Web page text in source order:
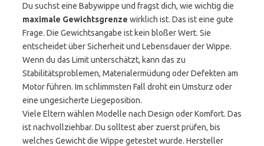
Du suchst eine Babywippe und fragst dich, wie wichtig die
maximale Gewichtsgrenze wirklich ist. Das ist eine gute
Frage. Die Gewichtsangabe ist kein bloßer Wert. Sie
entscheidet über Sicherheit und Lebensdauer der Wippe.
Wenn du das Limit unterschätzt, kann das zu
Stabilitätsproblemen, Materialermüdung oder Defekten am
Motor führen. Im schlimmsten Fall droht ein Umsturz oder
eine ungesicherte Liegeposition.
Viele Eltern wählen Modelle nach Design oder Komfort. Das
ist nachvollziehbar. Du solltest aber zuerst prüfen, bis
welches Gewicht die Wippe getestet wurde. Hersteller